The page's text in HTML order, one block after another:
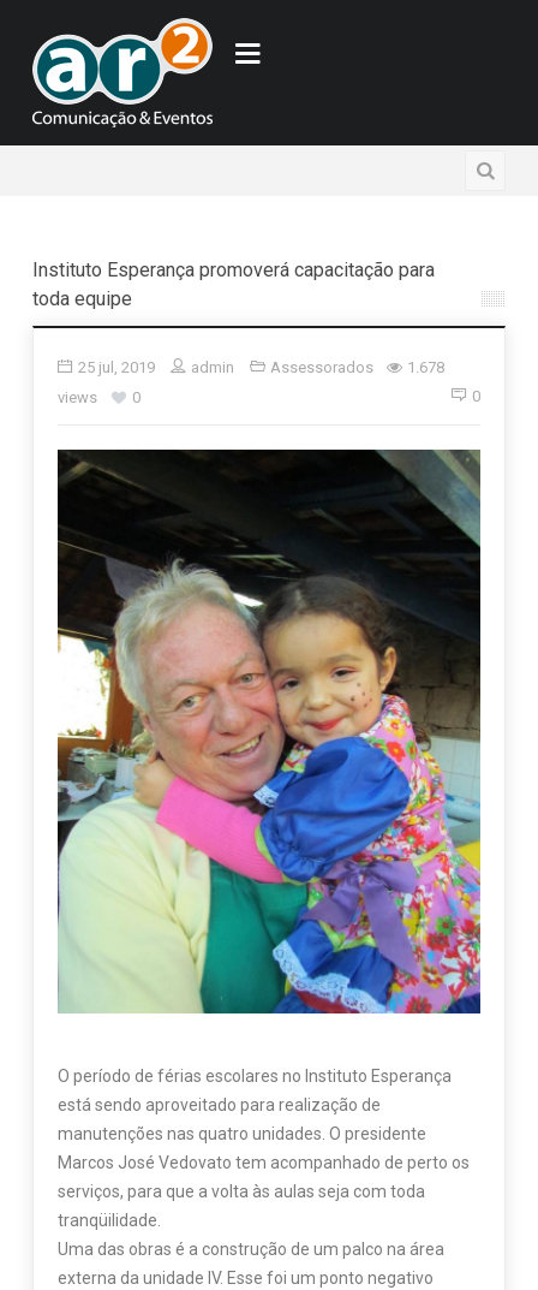
Instituto Esperança promoverá capacitação para
toda equipe
25 jul, 2019 admin Assessorados
1.678
views
0 0
O período de férias escolares no Instituto Esperança
está sendo aproveitado para realização de
manutenções nas quatro unidades. O presidente
Marcos José Vedovato tem acompanhado de perto os
serviços, para que a volta às aulas seja com toda
tranqüilidade.
Uma das obras é a construção de um palco na área
externa da unidade IV. Esse foi um ponto negativo